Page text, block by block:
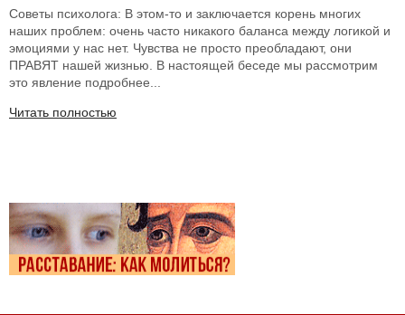
Советы психолога: В этом-то и заключается корень многих
наших проблем: очень часто никакого баланса между логикой и
эмоциями у нас нет. Чувства не просто преобладают, они
ПРАВЯТ нашей жизнью. В настоящей беседе мы рассмотрим
это явление подробнее...
Читать полностью